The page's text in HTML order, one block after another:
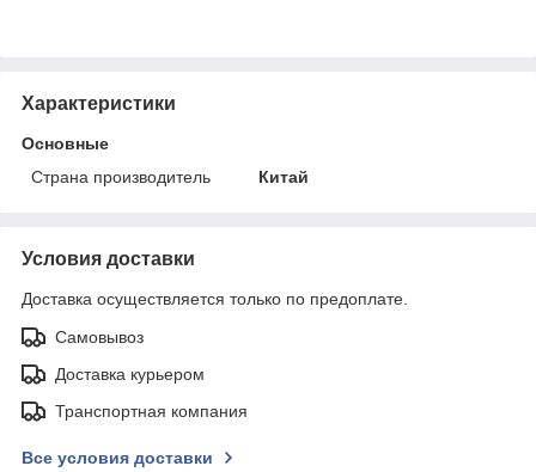
Характеристики
Основные
Страна производитель
Китай
Условия доставки
Доставка осуществляется только по предоплате.
Самовывоз
Доставка курьером
Транспортная компания
Все условия доставки